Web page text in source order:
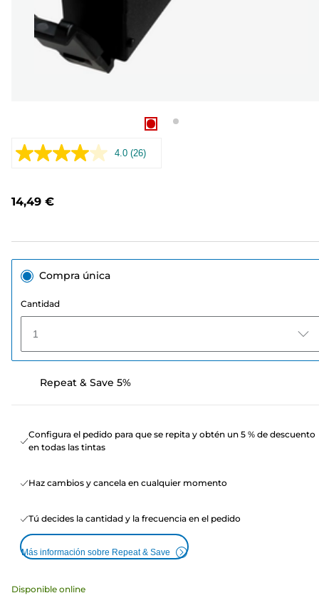
4.0 Leer
(26)
14,49 €
Compra única
Cantidad
1
Repeat & Save 5%
Configura el pedido para que se repita y obtén un 5 % de descuento
en todas las tintas
Haz cambios y cancela en cualquier momento
Tú decides la cantidad y la frecuencia en el pedido
Más información sobre Repeat & Save
Disponible online